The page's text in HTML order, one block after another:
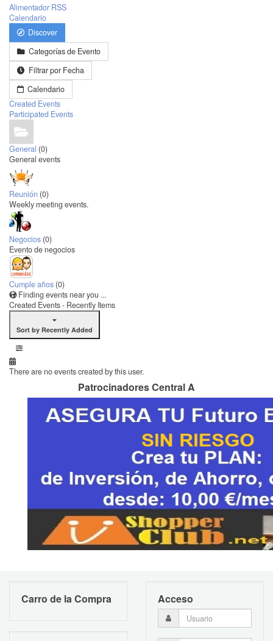
Alimentador RSS
Calendario
Discover
Categorías de Evento
Filtrar por Fecha
Calendario
Created Events
Participated Events
General (0)
General events
Reunión (0)
Weekly meeting events.
Negocios (0)
Evento de negocios
Cumple años (0)
Finding events near you ...
Created Events - Recently Items
Sort by Recently Added
There are no events created by this user.
Patrocinadores Central A
Carro de la Compra Acceso